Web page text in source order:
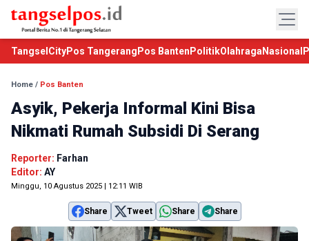
TangselCityPos Tangerang Pos Banten PolitikOlahraga Nasional
Home / Pos Banten
Asyik, Pekerja Informal Kini Bisa
Nikmati Rumah Subsidi Di Serang
Reporter: Farhan
Editor: AY
Minggu, 10 Agustus 2025 | 12:11 WIB
Share Tweet Share Share